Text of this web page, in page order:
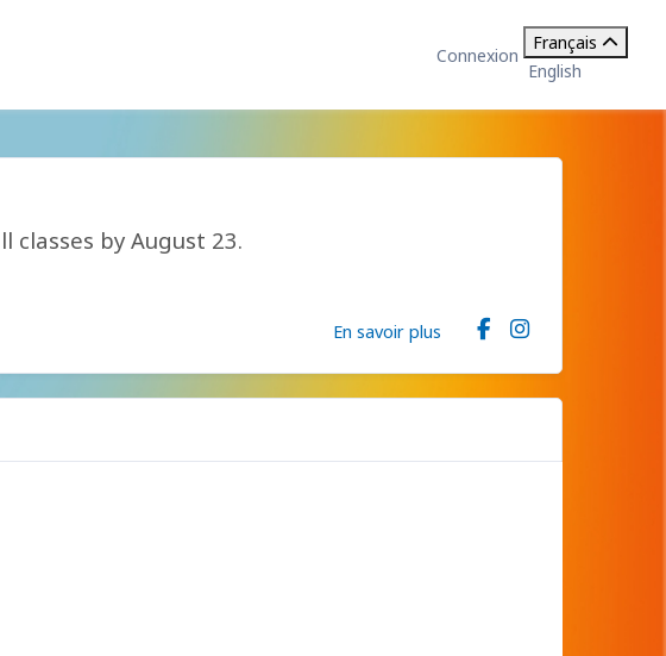
Connexion
Français
English
classes by August 23.
En savoir plus